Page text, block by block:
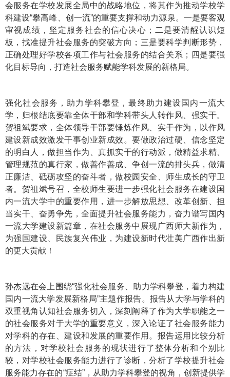
会服务在学校发展全局中的战略地位，将其作为推动学校学
科建设“攀高峰、创一流”的重要支撑和动力源泉。一是要客观
审视成绩，坚定服务社会的信心决心；二是要清醒认识短
板，找准提升社会服务的突破方向；三是要科学判断形势，
正确处理好学校各项工作与社会服务的结合关系；四是要强
化目标导向，打造社会服务赋能学科发展的新格局。
强化社会服务，助力学科攀登，最终助力建设国内一流大
学，归根结底要靠全体干部和学科带头人转作风、强实干。
贺祖斌要求，全体领导干部要锤炼作风、实干作为，以作风
建设新成效激发干事创业新成效。要做政治过硬、信念坚定
的明白人，做担当作为、真抓实干的行动派，做精益求精、
管理规范的真行家，做善作善成、争创一流的排头兵，做清
正廉洁、砥砺攻坚的奋斗者，做校园安全、师生成长的守卫
者。贺祖斌号召，全校师生要进一步强化社会服务在建设国
内一流大学中的重要作用，进一步解放思想、改革创新、担
当实干、奋勇争先，全面提升社会服务能力，奋力谱写国内
一流大学建设新篇章，在社会服务中展现广西师大新作为，
为强国建设、民族复兴伟业，为建设新时代壮美广西作出新
的更大贡献！
孙杰远在会上围绕“强化社会服务、助力学科攀登，着力构建
国内一流大学发展新格局”主题作报告。报告从大学与学科的
双重视角认知社会服务切入，深刻阐释了作为大学职能之一
的社会服务对于大学的重要意义，深入论证了社会服务能力
对学科的存在、建设和发展的重要作用。报告运用比较分析
的方法，对学校社会服务的现状进行了整体分析和个别比
较，对学校社会服务能力进行了诊断，分析了学校提升社会
服务能力存在的“症结”，从助力学科攀登的视角，创新提供学